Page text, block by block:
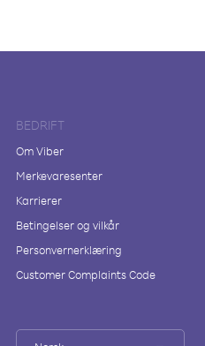
BEDRIFT
Om Viber
Merkevaresenter
Karrierer
Betingelser og vilkår
Personvernerklæring
Customer Complaints Code